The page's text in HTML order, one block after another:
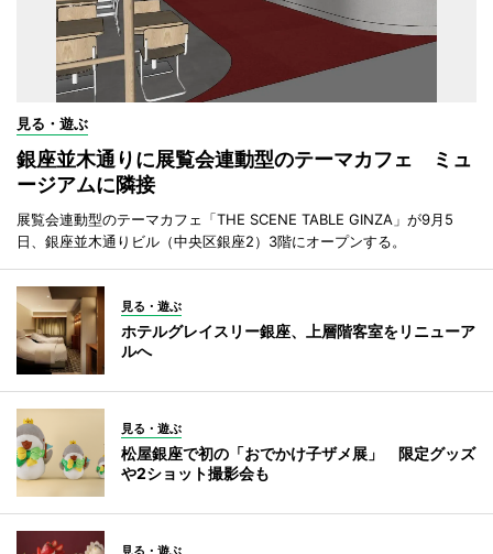
見る・遊ぶ
銀座並木通りに展覧会連動型のテーマカフェ ミュ
ージアムに隣接
展覧会連動型のテーマカフェ「THE SCENE TABLE GINZA」が9月5
日、銀座並木通りビル（中央区銀座2）3階にオープンする。
見る・遊ぶ
ホテルグレイスリー銀座、上層階客室をリニューア
ルへ
見る・遊ぶ
松屋銀座で初の「おでかけ子ザメ展」 限定グッズ
や2ショット撮影会も
見る・遊ぶ